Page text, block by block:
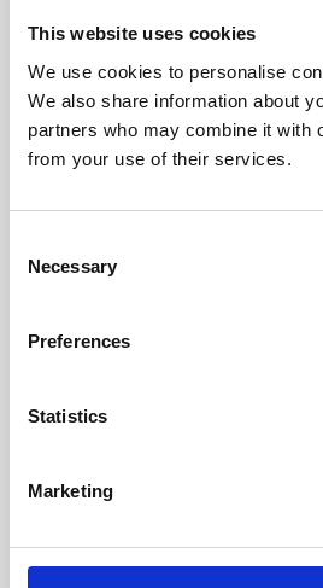
This website uses cookies
We use cookies to personalise
We also share information about
partners who may combine it with
from your use of their services.
Selection
Necessary
Preferences
Statistics
Marketing
Contatti
Regolamenti
ACDOCTOR CONTATTI
E-mail:
ul. Zygmunta Vogla 2A
KRS 0000887045
NIP: 522 296 70 30